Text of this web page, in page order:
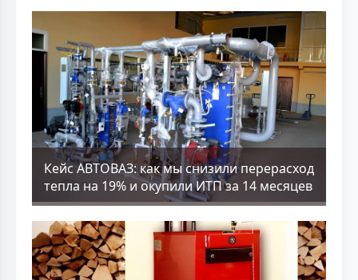
Кейс АВТОВАЗ: как мы снизили перерасход
тепла на 19% и окупили ИТП за 14 месяцев